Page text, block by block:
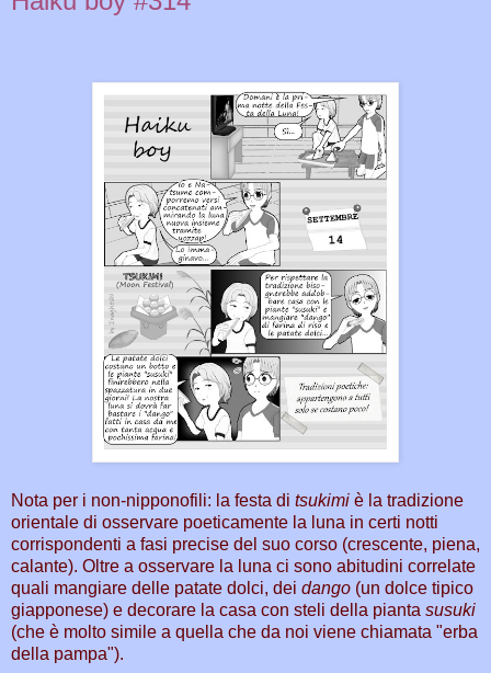
Nota per i non-nipponofili: la festa di tsukimi è la tradizione
orientale di osservare poeticamente la luna in certi notti
corrispondenti a fasi precise del suo corso (crescente, piena,
calante). Oltre a osservare la luna ci sono abitudini correlate
quali mangiare delle patate dolci, dei dango (un dolce tipico
giapponese) e decorare la casa con steli della pianta susuki
(che è molto simile a quella che da noi viene chiamata "erba
della pampa").